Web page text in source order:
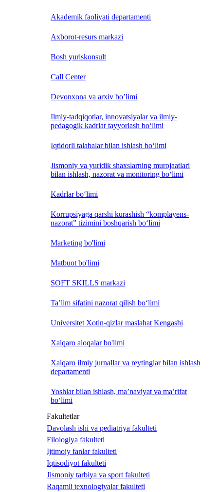
Akademik faoliyati departamenti
Axborot-resurs markazi
Bosh yuriskonsult
Call Center
Devonxona va arxiv bo’limi
Ilmiy-tadqiqotlar, innovatsiyalar va ilmiy-
pedagogik kadrlar tayyorlash bo‘limi
Iqtidorli talabalar bilan ishlash bo‘limi
Jismoniy va yuridik shaxslarning murojaatlari
bilan ishlash, nazorat va monitoring bo‘limi
Kadrlar bo‘limi
Korrupsiyaga qarshi kurashish “komplayens-
nazorat” tizimini boshqarish bo‘limi
Marketing bo'limi
Matbuot bo'limi
SOFT SKILLS markazi
Ta’lim sifatini nazorat qilish bo‘limi
Universitet Xotin-qizlar maslahat Kengashi
Xalqaro aloqalar bo'limi
Xalqaro ilmiy jurnallar va reytinglar bilan ishlash
departamenti
Yoshlar bilan ishlash, ma’naviyat va ma’rifat
bo‘limi
Fakultetlar
Davolash ishi va pediatriya fakulteti
Filologiya fakulteti
Ijtimoiy fanlar fakulteti
Iqtisodiyot fakulteti
Jismoniy tarbiya va sport fakulteti
Raqamli texnologiyalar fakulteti